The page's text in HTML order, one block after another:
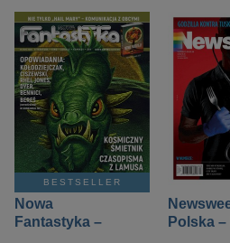
BESTSELLER
Nowa
Fantastyka –
Polska